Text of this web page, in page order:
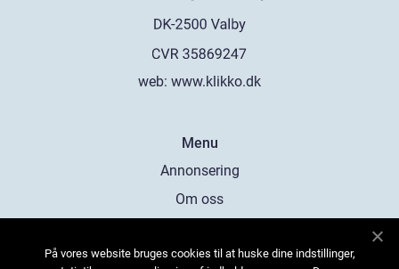
web: www.klikko.dk
Menu
Annonsering
Om oss
Kontakta oss
På vores website bruges cookies til at huske dine indstillinger,